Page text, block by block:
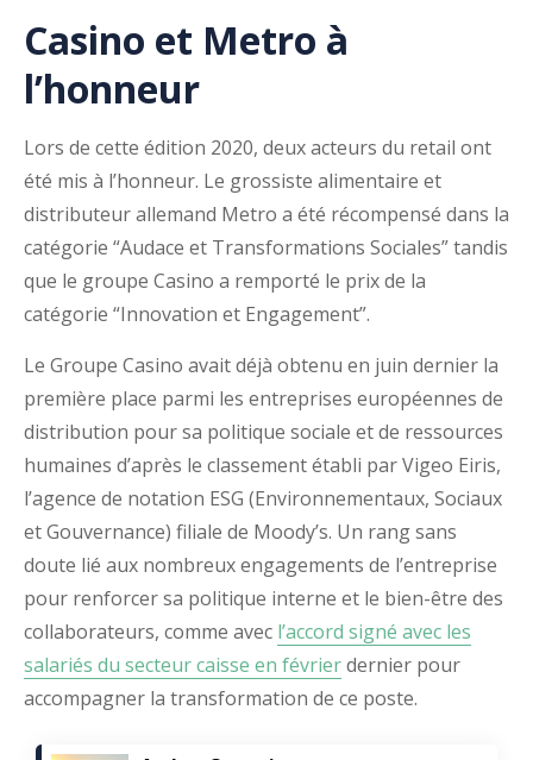
Casino et Metro à
l’honneur
Lors de cette édition 2020, deux acteurs du retail ont
été mis à l’honneur. Le grossiste alimentaire et
distributeur allemand Metro a été récompensé dans la
catégorie “Audace et Transformations Sociales” tandis
que le groupe Casino a remporté le prix de la
catégorie “Innovation et Engagement”.
Le Groupe Casino avait déjà obtenu en juin dernier la
première place parmi les entreprises européennes de
distribution pour sa politique sociale et de ressources
humaines d’après le classement établi par Vigeo Eiris,
l’agence de notation ESG (Environnementaux, Sociaux
et Gouvernance) filiale de Moody’s. Un rang sans
doute lié aux nombreux engagements de l’entreprise
pour renforcer sa politique interne et le bien-être des
collaborateurs, comme avec l’accord signé avec les
salariés du secteur caisse en févrierdernier pour
accompagner la transformation de ce poste.